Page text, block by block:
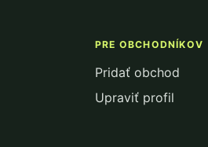
PRE OBCHODNÍKOV
Pridať obchod
Upraviť profil